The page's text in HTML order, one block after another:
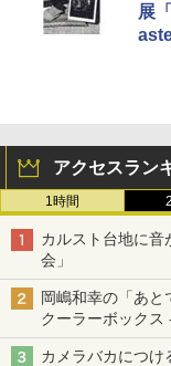
展
アクセスラン
1時間
カルスト台地に音
会」
岡嶋和幸の「あ
クーラーボックス
カメラバカにつけ